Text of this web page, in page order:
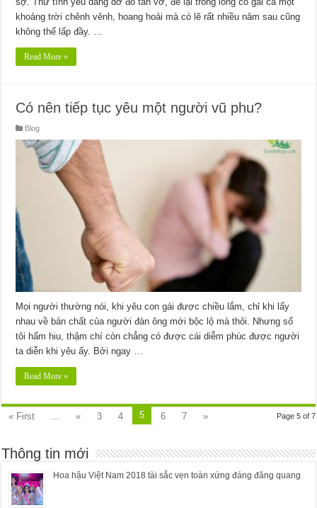
khoảng trời chênh vênh, hoang hoải mà có lẽ rất nhiều năm sau cũng
không thể lấp đầy. …
Read More »
Có nên tiếp tục yêu một người vũ phu?
Blog
Mọi người thường nói, khi yêu con gái được chiều lắm, chỉ khi lấy
nhau về bản chất của người đàn ông mới bộc lộ mà thôi. Nhưng số
tôi hẩm hiu, thậm chí còn chẳng có được cái diễm phúc được người
ta diễn khi yêu ấy. Bởi ngay …
Read More »
Page 5 of 7
« First « 3 4 5 6 7 »
Thông tin mới
Hoa hậu Việt Nam 2018 tài sắc vẹn toàn xứng đáng đăng quang